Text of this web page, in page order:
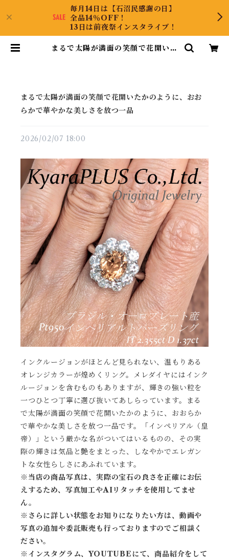
毎月14日は【石沼民感謝の日】
全品14％OFF！
13日は前夜祭インスタライブ！
まるで太陽が満面の笑顔で花開いた
まるで太陽が満面の笑顔で花開いたかのように、おお
らかで華やかな美しさを放つ一品
2026/02/07 18:00
インクルージョンがほとんど見られない、温もりある
オレンジカラーが煌めくリング。メレダイヤにはインク
ルージョンを含むものもありますが、輝きの強い粒を
一つひとつ丁寧に選び抜いてあしらっています。まる
で太陽が満面の笑顔で花開いたかのように、おおらか
で華やかな美しさを放つ一品です。「インペリアル（皇
帝）」という厳かな名がついてはいるものの、その実
際の輝きは気品と艶をまとった、しなやかでエレガン
トな女性らしさにあふれています。
※当店の商品写真は、実際の宝石の良さを正確にお伝
えするため、写真加工やAIリタッチを使用してませ
ん。
※ さらに詳しい状態をお知りになりたい方は、動画や
写真の追加や委託販売も行っておりますのでご相談く
ださい。
※ インスタグラム、YOUTUBEにて、商品紹介をして